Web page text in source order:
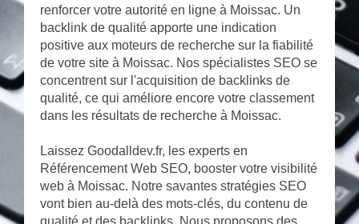
renforcer votre autorité en ligne à Moissac. Un
backlink de qualité apporte une indication
positive aux moteurs de recherche sur la fiabilité
de votre site à Moissac. Nos spécialistes SEO se
concentrent sur l'acquisition de backlinks de
qualité, ce qui améliore encore votre classement
dans les résultats de recherche à Moissac.
Laissez Goodalldev.fr, les experts en
Référencement Web SEO, booster votre visibilité
web à Moissac. Notre savantes stratégies SEO
vont bien au-delà des mots-clés, du contenu de